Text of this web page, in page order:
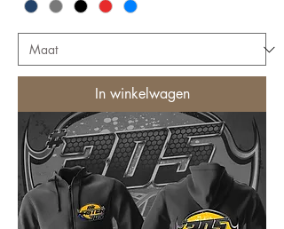
In winkelwagen